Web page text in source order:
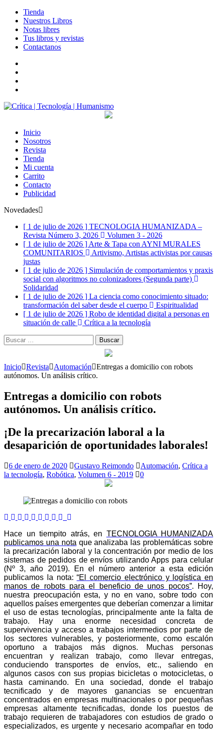
Tienda
Nuestros Libros
Notas libres
Tus libros y revistas
Contactanos
Inicio
Nosotros
Revista
Tienda
Mi cuenta
Carrito
Contacto
Publicidad
Novedades
[ 1 de julio de 2026 ] TECNOLOGIA HUMANIZADA –
Revista Número 3, 2026
Volumen 3 - 2026
[ 1 de julio de 2026 ] Arte & Tapa con AYNI MURALES
COMUNITARIOS
Artivismo, Artistas activistas por causas
justas
[ 1 de julio de 2026 ] Simulación de comportamientos y praxis
social con algoritmos no colonizadores (Segunda parte)
Solidaridad
[ 1 de julio de 2026 ] La ciencia como conocimiento situado:
transformación del saber desde el cuerpo
Espiritualidad
[ 1 de julio de 2026 ] Robo de identidad digital a personas en
situación de calle
Crítica a la tecnología
Buscar:
Inicio Revista Automación
Entregas a domicilio con robots
autónomos. Un análisis crítico.
Entregas a domicilio con robots
autónomos. Un análisis crítico.
¡De la precarización laboral a la
desaparición de oportunidades laborales!
6 de enero de 2020 Gustavo Reimondo Automación, Crítica a
la tecnología, Robótica, Volumen 6 - 2019 0
Hace un tiempito atrás, en TECNOLOGIA HUMANIZADA
publicamos una nota que analizaba las problemáticas sobre
la precarización laboral y la concentración por medio de los
sistemas de pedidos de envíos utilizando Apps para celular
(Nº 3, año 2019). En el número anterior a esta edición
publicamos la nota:“El comercio electrónico y logística en
manos de robots para el beneficio de unos pocos”. Hoy,
nuestra preocupación esta, y no en vano, sobre todo con
aquellos países emergentes que deberían comenzar a limitar
el uso de estas tecnologías, principalmente ante la falta de
trabajo. Hay una enorme necesidad concreta de
supervivencia y acceso a trabajos intermedios por parte de
los sectores vulnerables, y posteriormente, como escalón
oportuno a trabajos más dignos. Muchas personas
encuentran y realizan trabajo, como llevar entregas,
conduciendo transportes de envíos, etc., saliendo en
algunos casos con sus propias bicicletas o motocicletas, o
hasta caminando. En una sociedad, donde el trabajo
tecnificado y de mayores ganancias se encuentran
concentrados en empresas multinacionales o por pequeñas
empresas altamente tecnificadas, donde los puestos de
trabajo requieren de trabajadores con estudios de grado o
especializados, es urgente y necesario acompañar en todo